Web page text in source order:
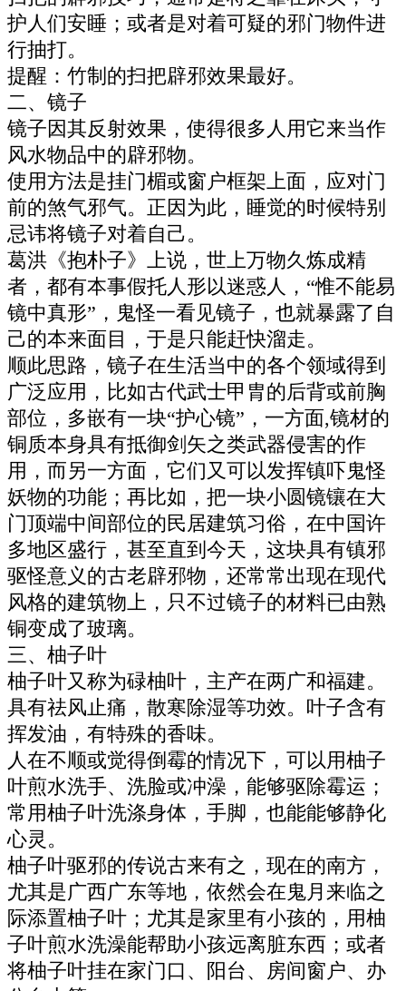
护人们安睡；或者是对着可疑的邪门物件进
行抽打。
提醒：竹制的扫把辟邪效果最好。
二、镜子
镜子因其反射效果，使得很多人用它来当作
风水物品中的辟邪物。
使用方法是挂门楣或窗户框架上面，应对门
前的煞气邪气。正因为此，睡觉的时候特别
忌讳将镜子对着自己。
葛洪《抱朴子》上说，世上万物久炼成精
者，都有本事假托人形以迷惑人，“惟不能易
镜中真形”，鬼怪一看见镜子，也就暴露了自
己的本来面目，于是只能赶快溜走。
顺此思路，镜子在生活当中的各个领域得到
广泛应用，比如古代武士甲胄的后背或前胸
部位，多嵌有一块“护心镜”，一方面,镜材的
铜质本身具有抵御剑矢之类武器侵害的作
用，而另一方面，它们又可以发挥镇吓鬼怪
妖物的功能；再比如，把一块小圆镜镶在大
门顶端中间部位的民居建筑习俗，在中国许
多地区盛行，甚至直到今天，这块具有镇邪
驱怪意义的古老辟邪物，还常常出现在现代
风格的建筑物上，只不过镜子的材料已由熟
铜变成了玻璃。
三、柚子叶
柚子叶又称为碌柚叶，主产在两广和福建。
具有祛风止痛，散寒除湿等功效。叶子含有
挥发油，有特殊的香味。
人在不顺或觉得倒霉的情况下，可以用柚子
叶煎水洗手、洗脸或冲澡，能够驱除霉运；
常用柚子叶洗涤身体，手脚，也能能够静化
心灵。
柚子叶驱邪的传说古来有之，现在的南方，
尤其是广西广东等地，依然会在鬼月来临之
际添置柚子叶；尤其是家里有小孩的，用柚
子叶煎水洗澡能帮助小孩远离脏东西；或者
将柚子叶挂在家门口、阳台、房间窗户、办